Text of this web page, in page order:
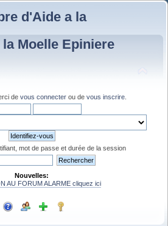
d'Aide a la
Moelle Epiniere
de vous connecter ou de vous inscrire
mot de passe et durée de la session
Nouvelles:
AU FORUM ALARME cliquez ici